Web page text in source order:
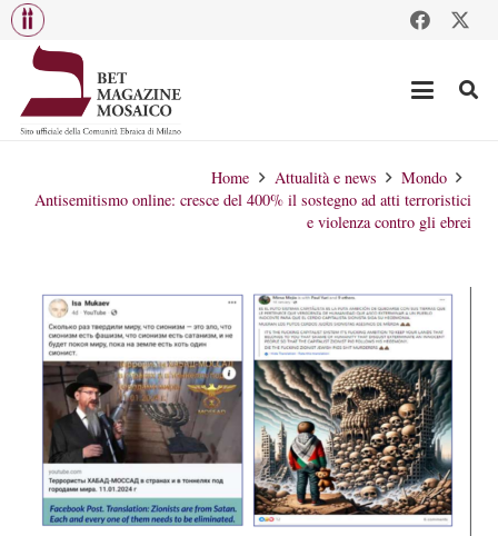
Home Attualità e news
Mondo
Antisemitismo online: cresce del 400% il sostegno ad atti terroristici
e violenza contro gli ebrei